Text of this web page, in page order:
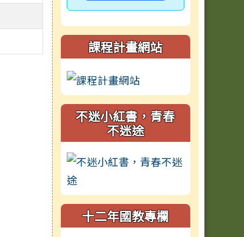
課程計畫網站
不迷小紅書，青春
不迷途
十二年國教專欄